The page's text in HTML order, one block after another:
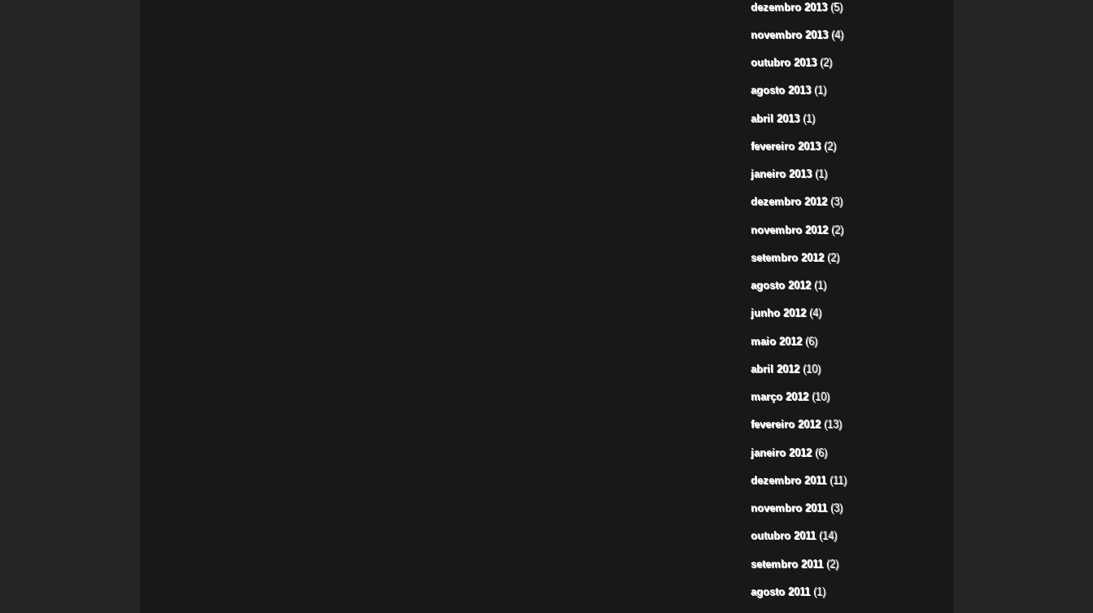
dezembro 2013(5)
novembro 2013(4)
outubro 2013(2)
agosto 2013(1)
abril 2013(1)
fevereiro 2013(2)
janeiro 2013(1)
dezembro 2012(3)
novembro 2012(2)
setembro 2012(2)
agosto 2012(1)
junho 2012(4)
maio 2012(6)
abril 2012(10)
março 2012(10)
fevereiro 2012(13)
janeiro 2012(6)
dezembro 2011(11)
novembro 2011(3)
outubro 2011(14)
setembro 2011(2)
agosto 2011(1)